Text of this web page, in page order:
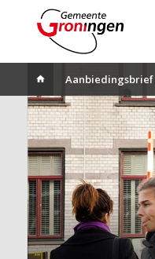
Aanbiedingsbrief